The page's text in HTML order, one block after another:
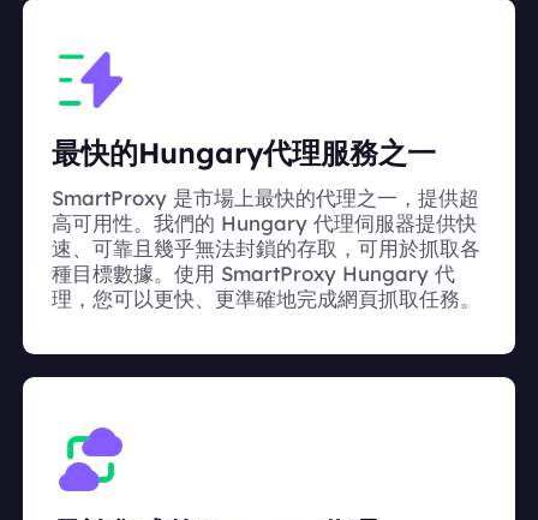
最快的Hungary代理服務之一
SmartProxy 是市場上最快的代理之一，提供超
高可用性。我們的 Hungary 代理伺服器提供快
速、可靠且幾乎無法封鎖的存取，可用於抓取各
種目標數據。使用 SmartProxy Hungary 代
理，您可以更快、更準確地完成網頁抓取任務。